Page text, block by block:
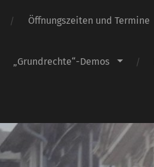
Öffnungszeiten und Termine
„Grundrechte“-Demos